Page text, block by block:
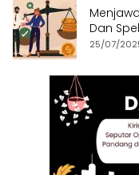
Dan
25/07/